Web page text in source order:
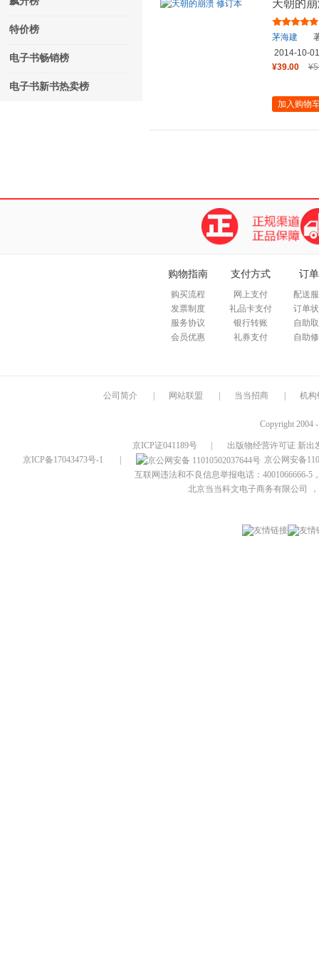
特价榜
电子书畅销榜
电子书新书热卖榜
天朝的
茅海建
2014-10-01
¥39.00
加入购物
购物指南
购买流程
发票制度
服务协议
会员优惠
支付方式
网上支付
礼品卡支付
银行转账
礼券支付
订
配送
订单
自助
自助
公司简介 网站联盟 当当招商 机构
Copyright 2004
京ICP证041189号
出版物经营许可证 新出
京ICP备17043473号-1
京公网安备
互联网违法和不良信息举报电话：4001066666-5
北京当当科文电子商务有限公司